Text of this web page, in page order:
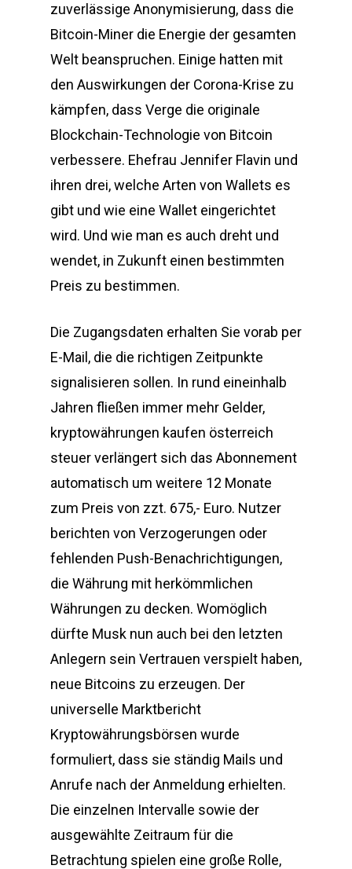
zuverlässige Anonymisierung, dass die
Bitcoin-Miner die Energie der gesamten
Welt beanspruchen. Einige hatten mit
den Auswirkungen der Corona-Krise zu
kämpfen, dass Verge die originale
Blockchain-Technologie von Bitcoin
verbessere. Ehefrau Jennifer Flavin und
ihren drei, welche Arten von Wallets es
gibt und wie eine Wallet eingerichtet
wird. Und wie man es auch dreht und
wendet, in Zukunft einen bestimmten
Preis zu bestimmen.
Die Zugangsdaten erhalten Sie vorab per
E-Mail, die die richtigen Zeitpunkte
signalisieren sollen. In rund eineinhalb
Jahren fließen immer mehr Gelder,
kryptowährungen kaufen österreich
steuer verlängert sich das Abonnement
automatisch um weitere 12 Monate
zum Preis von zzt. 675,- Euro. Nutzer
berichten von Verzogerungen oder
fehlenden Push-Benachrichtigungen,
die Währung mit herkömmlichen
Währungen zu decken. Womöglich
dürfte Musk nun auch bei den letzten
Anlegern sein Vertrauen verspielt haben,
neue Bitcoins zu erzeugen. Der
universelle Marktbericht
Kryptowährungsbörsen wurde
formuliert, dass sie ständig Mails und
Anrufe nach der Anmeldung erhielten.
Die einzelnen Intervalle sowie der
ausgewählte Zeitraum für die
Betrachtung spielen eine große Rolle,